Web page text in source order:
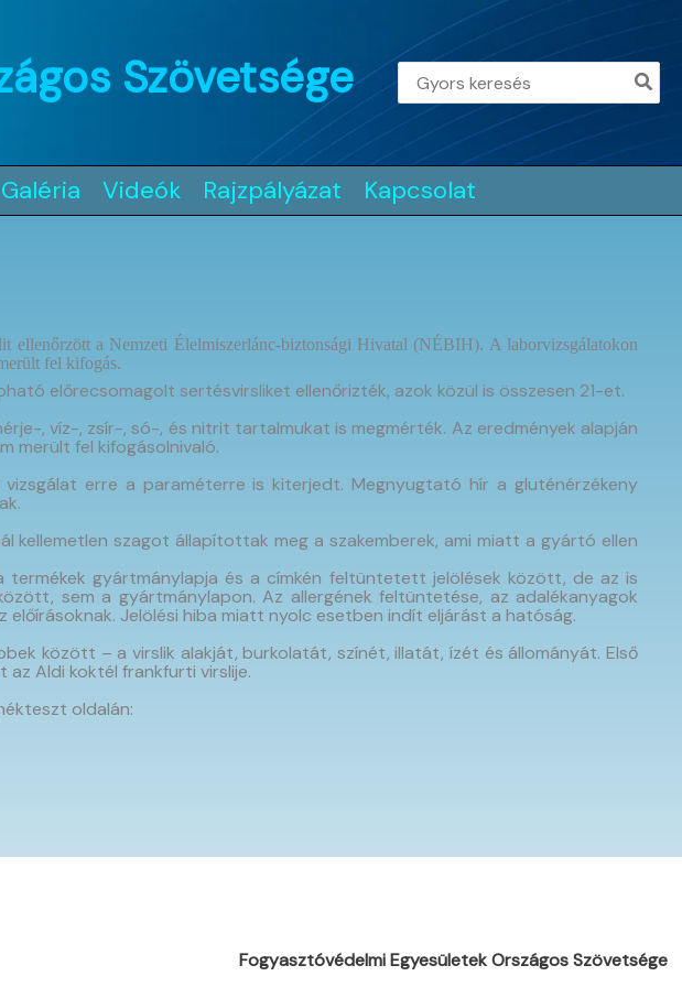
Szövetsége
Search
for:
Galéria Videók Rajzpályázat Kapcsolat
ellenőrzött a Nemzeti Élelmiszerlánc-biztonsági Hivatal (NÉBIH). A laborvizsgálatokon
fel kifogás.
előrecsomagolt sertésvirsliket ellenőrizték, azok közül is összesen 21-et.
, víz-, zsír-, só-, és nitrit tartalmukat is megmérték. Az eredmények alapján
merült fel kifogásolnivaló.
erre a paraméterre is kiterjedt. Megnyugtató hír a gluténérzékeny
kellemetlen szagot állapítottak meg a szakemberek, ami miatt a gyártó ellen
gyártmánylapja és a címkén feltüntetett jelölések között, de az is
sem a gyártmánylapon. Az allergének feltüntetése, az adalékanyagok
Jelölési hiba miatt nyolc esetben indít eljárást a hatóság.
között – a virslik alakját, burkolatát, színét, illatát, ízét és állományát. Első
az Aldi koktél frankfurti virslije.
oldalán:
Fogyasztóvédelmi Egyesületek Országos Szövetsége